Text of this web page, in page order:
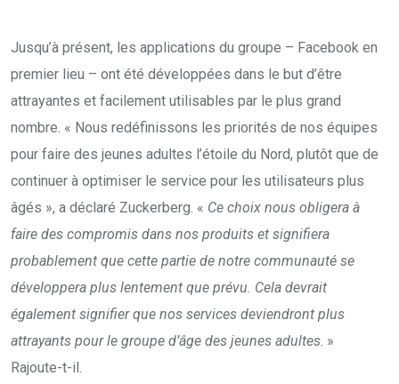
Jusqu’à présent, les applications du groupe – Facebook en
premier lieu – ont été développées dans le but d’être
attrayantes et facilement utilisables par le plus grand
nombre. « Nous redéfinissons les priorités de nos équipes
pour faire des jeunes adultes l’étoile du Nord, plutôt que de
continuer à optimiser le service pour les utilisateurs plus
âgés », a déclaré Zuckerberg. « Ce choix nous obligera à
faire des compromis dans nos produits et signifiera
probablement que cette partie de notre communauté se
développera plus lentement que prévu. Cela devrait
également signifier que nos services deviendront plus
attrayants pour le groupe d’âge des jeunes adultes. »
Rajoute-t-il.